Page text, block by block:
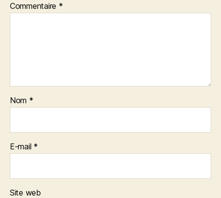
Commentaire *
Nom *
E-mail *
Site web